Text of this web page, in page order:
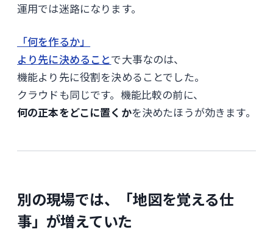
運用では迷路になります。
「何を作るか」
より先に決めることで大事なのは、
機能より先に役割を決めることでした。
クラウドも同じです。機能比較の前に、
何の正本をどこに置くかを決めたほうが効きます。
別の現場では、「地図を覚える仕
事」が増えていた